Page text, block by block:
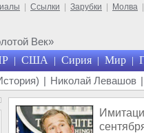
Ссылки Зарубки Молва
Век»
| США | Сирия | Мир |
| Николай Левашов |